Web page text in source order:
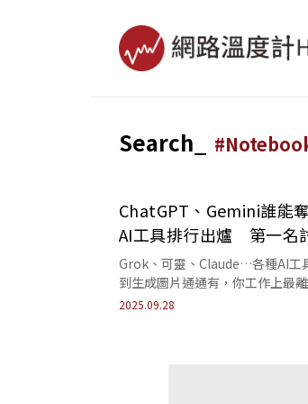
Search_ #
ChatGPT、Gemini誰能
AI工具排行出爐 第一名
聲量王
Grok、可靈、Claude…各種AI工
到生成圖片通通有，你工作上最
哪款呢？
2025.09.28